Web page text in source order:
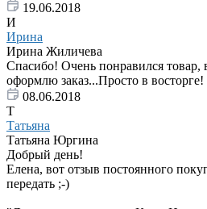
19.06.2018
И
Ирина
Ирина Жиличева
Спасибо! Очень понравился товар,
оформлю заказ...Просто в восторге!
08.06.2018
Т
Татьяна
Татьяна Юргина
Добрый день!
Елена, вот отзыв постоянного
передать ;-)